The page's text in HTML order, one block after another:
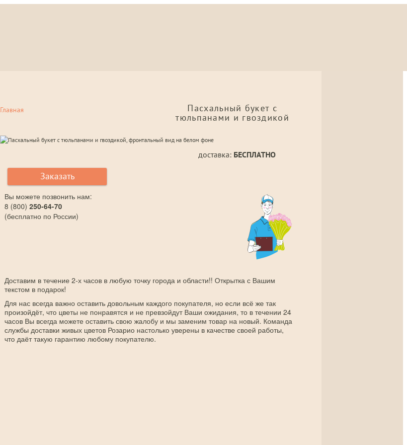
Главная
Пасхальный букет с
тюльпанами и гвоздикой
доставка: БЕСПЛАТНО
Заказать
Вы можете позвонить нам:
8 (800)250-64-70
(бесплатно по России)
Доставим в течение 2-х часов в любую точку города и области!! Открытка с Вашим
текстом в подарок!
Для нас всегда важно оставить довольным каждого покупателя, но если всё же так
произойдёт, что цветы не понравятся и не превзойдут Ваши ожидания, то в течении 24
часов Вы всегда можете оставить свою жалобу и мы заменим товар на новый. Команда
службы доставки живых цветов Розарио настолько уверены в качестве своей работы,
что даёт такую гарантию любому покупателю.